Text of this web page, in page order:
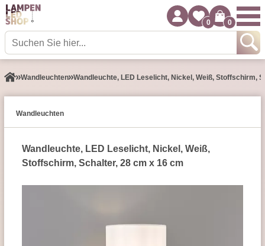
0 0
Wand­leuchten Wandleuchte, LED Leselicht, Nickel, Weiß, Stoffschirm,
Wand­leuchten
Wandleuchte, LED Leselicht, Nickel, Weiß,
Stoffschirm, Schalter, 28 cm x 16 cm